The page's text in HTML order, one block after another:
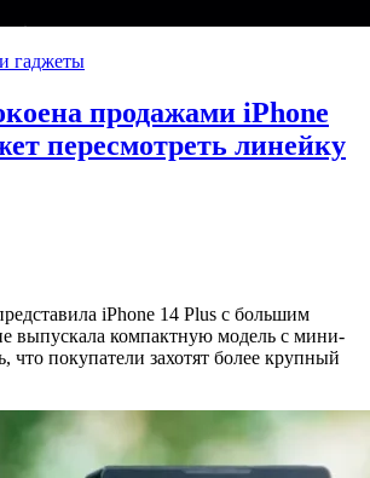
гаджеты
продажами iPhone
пересмотреть линейку
iPhone 14 Plus с большим
выпускала компактную модель с мини-
что покупатели захотят более крупный